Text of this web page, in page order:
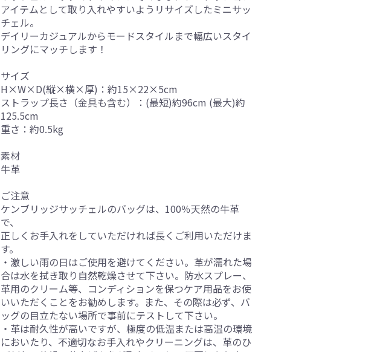
アイテムとして取り入れやすいようリサイズしたミニサッ
チェル。
デイリーカジュアルからモードスタイルまで幅広いスタイ
リングにマッチします！
サイズ
H×W×D(縦×横×厚)：約15×22×5cm
ストラップ長さ（金具も含む）：(最短)約96cm (最大)約
125.5cm
重さ：約0.5kg
素材
牛革
ご注意
ケンブリッジサッチェルのバッグは、100％天然の牛革
で、
正しくお手入れをしていただければ長くご利用いただけま
す。
・激しい雨の日はご使用を避けてください。革が濡れた場
合は水を拭き取り自然乾燥させて下さい。防水スプレー、
革用のクリーム等、コンディションを保つケア用品をお使
いいただくことをお勧めします。また、その際は必ず、バ
ッグの目立たない場所で事前にテストして下さい。
・革は耐久性が高いですが、極度の低温または高温の環境
においたり、不適切なお手入れやクリーニングは、革のひ